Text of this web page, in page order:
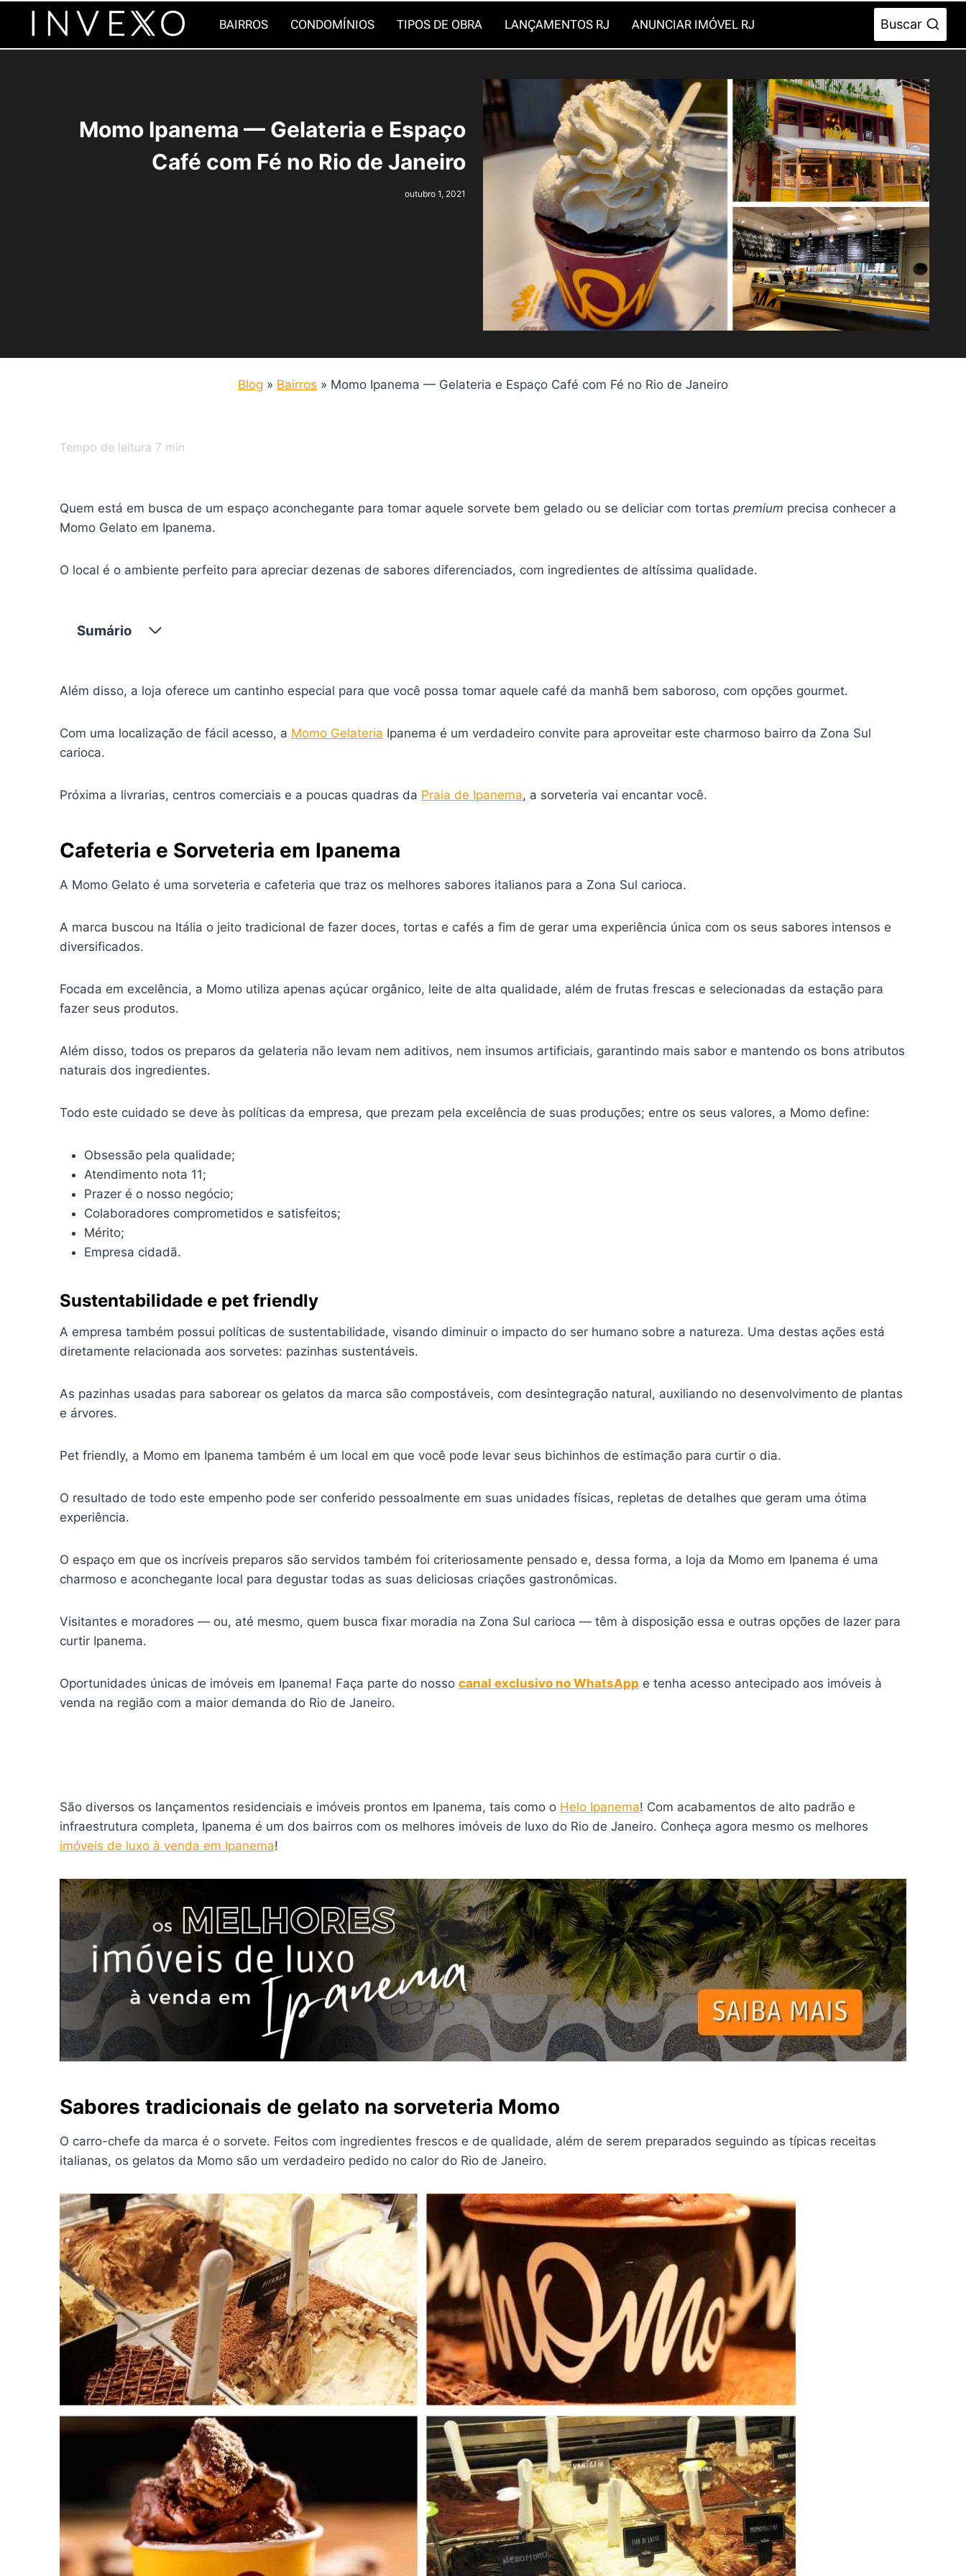
o
BAIRROS CONDOMÍNIOS TIPOS DE OBRA LANÇAMENTOS RJ ANUNCIAR IMÓVEL RJ Buscar
Momo Ipanema — Gelateria e Espaço
Café com Fé no Rio de Janeiro
outubro 1, 2021
Blog » Bairros » Momo Ipanema — Gelateria e Espaço Café com Fé no Rio de Janeiro
Tempo de leitura 7 min
Quem está em busca de um espaço aconchegante para tomar aquele sorvete bem gelado ou se deliciar com tortas premium precisa conhecer a
Momo Gelato em Ipanema.
O local é o ambiente perfeito para apreciar dezenas de sabores diferenciados, com ingredientes de altíssima qualidade.
Sumário
Além disso, a loja oferece um cantinho especial para que você possa tomar aquele café da manhã bem saboroso, com opções gourmet.
Com uma localização de fácil acesso, a Momo Gelateria Ipanema é um verdadeiro convite para aproveitar este charmoso bairro da Zona Sul
carioca.
Próxima a livrarias, centros comerciais e a poucas quadras da Praia de Ipanema, a sorveteria vai encantar você.
Cafeteria e Sorveteria em Ipanema
A Momo Gelato é uma sorveteria e cafeteria que traz os melhores sabores italianos para a Zona Sul carioca.
A marca buscou na Itália o jeito tradicional de fazer doces, tortas e cafés a fim de gerar uma experiência única com os seus sabores intensos e
diversificados.
Focada em excelência, a Momo utiliza apenas açúcar orgânico, leite de alta qualidade, além de frutas frescas e selecionadas da estação para
fazer seus produtos.
Além disso, todos os preparos da gelateria não levam nem aditivos, nem insumos artificiais, garantindo mais sabor e mantendo os bons atributos
naturais dos ingredientes.
Todo este cuidado se deve às políticas da empresa, que prezam pela excelência de suas produções; entre os seus valores, a Momo define:
Obsessão pela qualidade;
Atendimento nota 11;
Prazer é o nosso negócio;
Colaboradores comprometidos e satisfeitos;
Mérito;
Empresa cidadã.
Sustentabilidade e pet friendly
A empresa também possui políticas de sustentabilidade, visando diminuir o impacto do ser humano sobre a natureza. Uma destas ações está
diretamente relacionada aos sorvetes: pazinhas sustentáveis.
As pazinhas usadas para saborear os gelatos da marca são compostáveis, com desintegração natural, auxiliando no desenvolvimento de plantas
e árvores.
Pet friendly, a Momo em Ipanema também é um local em que você pode levar seus bichinhos de estimação para curtir o dia.
O resultado de todo este empenho pode ser conferido pessoalmente em suas unidades físicas, repletas de detalhes que geram uma ótima
experiência.
O espaço em que os incríveis preparos são servidos também foi criteriosamente pensado e, dessa forma, a loja da Momo em Ipanema é uma
charmoso e aconchegante local para degustar todas as suas deliciosas criações gastronômicas.
Visitantes e moradores — ou, até mesmo, quem busca fixar moradia na Zona Sul carioca — têm à disposição essa e outras opções de lazer para
curtir Ipanema.
Oportunidades únicas de imóveis em Ipanema! Faça parte do nosso canal exclusivo no WhatsApp e tenha acesso antecipado aos imóveis à
venda na região com a maior demanda do Rio de Janeiro.
São diversos os lançamentos residenciais e imóveis prontos em Ipanema, tais como o Helo Ipanema! Com acabamentos de alto padrão e
infraestrutura completa, Ipanema é um dos bairros com os melhores imóveis de luxo do Rio de Janeiro. Conheça agora mesmo os melhores
imóveis de luxo à venda em Ipanema!
Sabores tradicionais de gelato na sorveteria Momo
O carro-chefe da marca é o sorvete. Feitos com ingredientes frescos e de qualidade, além de serem preparados seguindo as típicas receitas
italianas, os gelatos da Momo são um verdadeiro pedido no calor do Rio de Janeiro.